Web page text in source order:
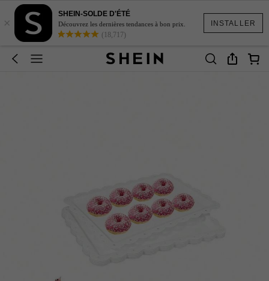
INSTALLER
×
SHEIN-SOLDE D'ÉTÉ
Découvrez les dernières tendances à bon prix.
(18,717)